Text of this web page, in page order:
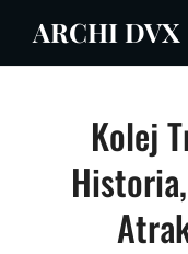
ARCHI DVX
Kolej
Nawigacja
wpisu